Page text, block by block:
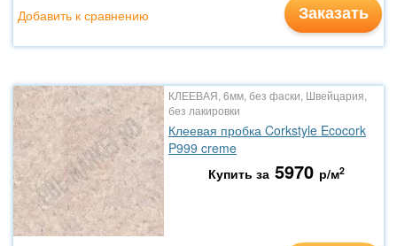
Заказать
Добавить к сравнению
КЛЕЕВАЯ, 6мм, без фаски, Швейцария,
без лакировки
Клеевая пробка Corkstyle Ecocork
P999 creme
Купить за 5970 р/м2